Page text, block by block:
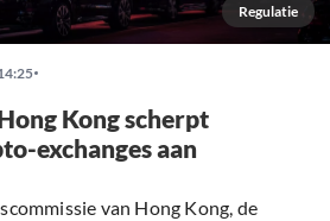
Regulatie
Kong scherpt
exchanges aan
van Hong Kong, de